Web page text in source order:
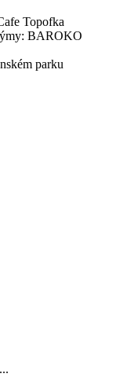
Topofka
BAROKO
parku